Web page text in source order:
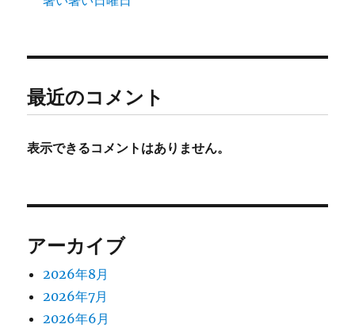
最近のコメント
表示できるコメントはありません。
アーカイブ
2026年8月
2026年7月
2026年6月